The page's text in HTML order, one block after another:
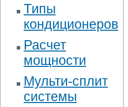
Типы
кондиционеров
Расчет
мощности
Мульти-сплит
системы